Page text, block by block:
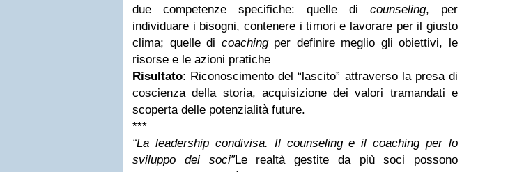
due competenze specifiche: quelle di counseling, per
individuare i bisogni, contenere i timori e lavorare per il giusto
clima; quelle di coaching per definire meglio gli obiettivi, le
risorse e le azioni pratiche
Risultato: Riconoscimento del “lascito” attraverso la presa di
coscienza della storia, acquisizione dei valori tramandati e
scoperta delle potenzialità future.
***
“La leadership condivisa. Il counseling e il coaching per lo
sviluppo dei soci”Le realtà gestite da più soci possono